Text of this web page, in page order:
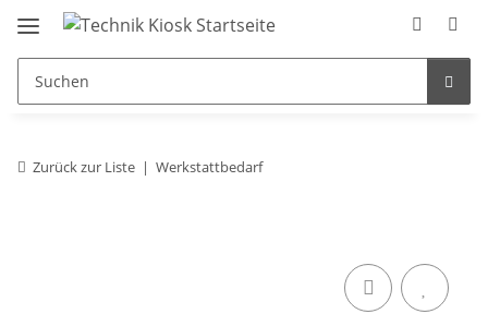
Zurück zur Liste Werkstattbedarf